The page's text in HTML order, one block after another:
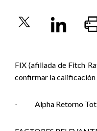
FIX (afiliada de Fitch
confirmar la calificación
· Alpha Retorno